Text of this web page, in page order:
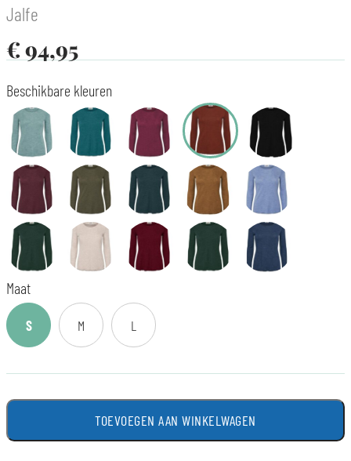
Jalfe
€94,95
Beschikbare kleuren
Maat
S M L
TOEVOEGEN AAN WINKELWAGEN